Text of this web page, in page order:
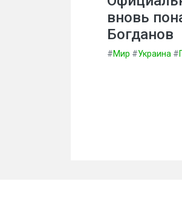
вновь
Богданов
#Мир #Украина #